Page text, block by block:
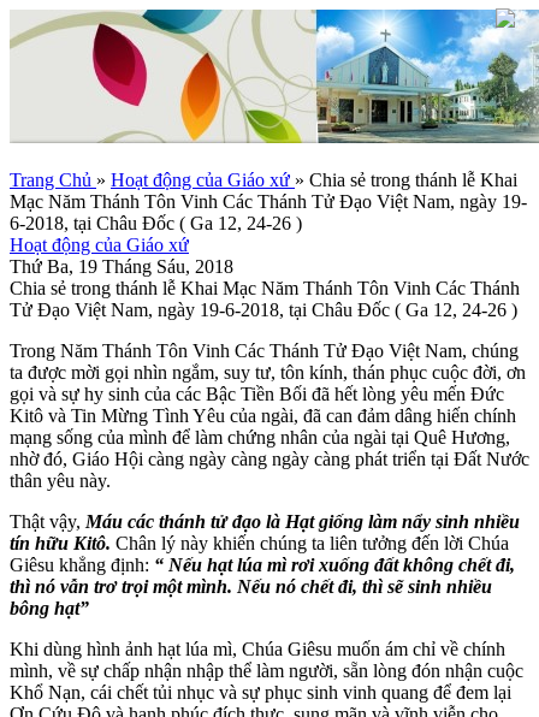
Trang Chủ » Hoạt động của Giáo xứ » Chia sẻ trong thánh lễ Khai
Mạc Năm Thánh Tôn Vinh Các Thánh Tử Đạo Việt Nam, ngày 19-
6-2018, tại Châu Đốc ( Ga 12, 24-26 )
Hoạt động của Giáo xứ
Thứ Ba, 19 Tháng Sáu, 2018
Chia sẻ trong thánh lễ Khai Mạc Năm Thánh Tôn Vinh Các Thánh
Tử Đạo Việt Nam, ngày 19-6-2018, tại Châu Đốc ( Ga 12, 24-26 )
Trong Năm Thánh Tôn Vinh Các Thánh Tử Đạo Việt Nam, chúng
ta được mời gọi nhìn ngắm, suy tư, tôn kính, thán phục cuộc đời, ơn
gọi và sự hy sinh của các Bậc Tiền Bối đã hết lòng yêu mến Đức
Kitô và Tin Mừng Tình Yêu của ngài, đã can đảm dâng hiến chính
mạng sống của mình để làm chứng nhân của ngài tại Quê Hương,
nhờ đó, Giáo Hội càng ngày càng ngày càng phát triển tại Đất Nước
thân yêu này.
Thật vậy, Máu các thánh tử đạo là Hạt giống làm nẩy sinh nhiều
tín hữu Kitô. Chân lý này khiến chúng ta liên tưởng đến lời Chúa
Giêsu khẳng định: “ Nếu hạt lúa mì rơi xuống đất không chết đi,
thì nó vẫn trơ trọi một mình. Nếu nó chết đi, thì sẽ sinh nhiều
bông hạt”
Khi dùng hình ảnh hạt lúa mì, Chúa Giêsu muốn ám chỉ về chính
mình, về sự chấp nhận nhập thể làm người, sẵn lòng đón nhận cuộc
Khổ Nạn, cái chết tủi nhục và sự phục sinh vinh quang để đem lại